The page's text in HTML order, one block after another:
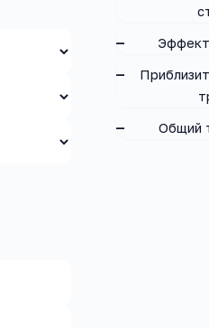
—
—
— Общий